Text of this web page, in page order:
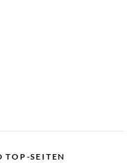
TOP-SEITEN